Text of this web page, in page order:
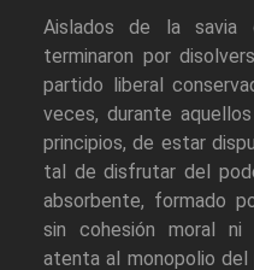
Aislados de la savia
terminaron por
partido liberal
veces, durante
principios, de estar
tal de disfrutar del
absorbente, formado
sin cohesión moral
atenta al monopolio del